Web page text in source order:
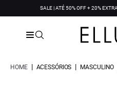
SALE | ATÉ 50% OFF + 20%
HOME | ACESSÓRIOS | MASCULINO